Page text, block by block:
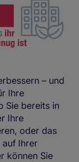
– und
Ihre
Sie bereits in
Ihre
oder das
Ihrer
können Sie